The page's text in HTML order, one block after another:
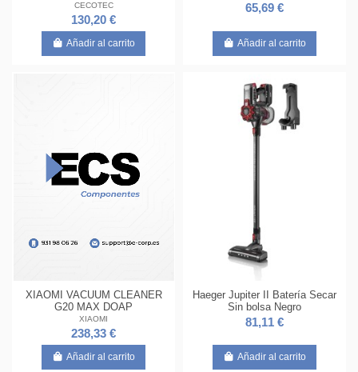
CECOTEC
130,20 €
Añadir al carrito
65,69 €
Añadir al carrito
XIAOMI VACUUM CLEANER
G20 MAX DOAP
XIAOMI
238,33 €
Añadir al carrito
Haeger Jupiter II Batería Secar
Sin bolsa Negro
81,11 €
Añadir al carrito